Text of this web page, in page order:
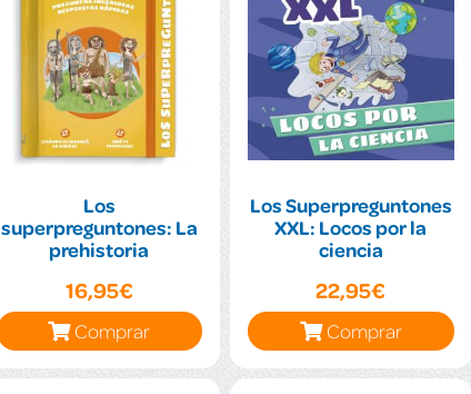
Los
superpreguntones: La
prehistoria
16,95€
Comprar
Los Superpreguntones
XXL: Locos por la
ciencia
22,95€
Comprar